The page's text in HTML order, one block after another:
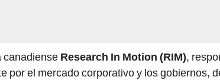
canadiense Research In Motion (RIM),
por el mercado corporativo y los gobiernos,